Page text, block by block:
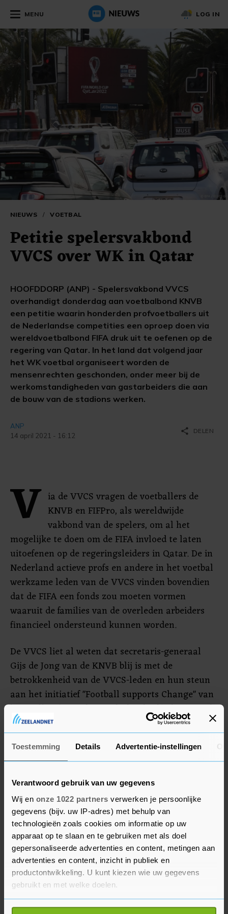
Toestemming Details Advertentie-instellingen
Verantwoord gebruik van uw gegevens
Wij en onze 1022 partners verwerken je persoonlijke
gegevens (bijv. uw IP-adres) met behulp van
technologieën zoals cookies om informatie op uw
apparaat op te slaan en te gebruiken met als doel
gepersonaliseerde advertenties en content, metingen aan
advertenties en content, inzicht in publiek en
productontwikkeling. U kunt kiezen wie uw gegevens
gebruikt en met welke doelen.
Als u het toestaat, willen we ook graag:
MENU LOG IN
NIEUWS / VOETBAL
Petitie spelersvakbond
VVCS over WK in Qatar
HOOFDDORP (ANP) - Spelersvakbond VVCS
overhandigt donderdag aan voetbalbond KNVB
een petitie waarin honderden profvoetballers uit
de Nederlandse competities een oproep doen via
wereldvoetbalbond FIFA druk uit te oefenen op de
regering van Qatar. In het land dat volgend jaar
het WK voetbal organiseert worden de
mensenrechten geschonden, onder meer bij de
werkomstandigheden van gastarbeiders die aan
de bouw van de stadions werken.
ANP
14 april 2021 - 16:12
share DELEN
V ia de VVCS vragen de voetballers de
KNVB en FIFPro, als wereldwijde
vakbond van de spelers, om al het
mogelijke te doen om de FIFA invloed te laten
uitoefenen op de regeringsleiders in Qatar. De in
Nederland actieve profs en andere in het voetbal
werkzame leden van de VVCS vinden bovendien
dat de FIFA een fonds zou moeten vormen
waaruit de families van de overleden arbeiders
financieel ondersteund kunnen worden.
De VVCS liet al weten dat secretaris-generaal
Gijs de Jong van de KNVB blij is met de
betrokkenheid van de VVCS-leden en hun steun
aan het initiatief "Football supports Change" van
hun collega’s van het Nederlands elftal. Hij zegde
toe dat de KNVB in gesprekken met de FIFA haar
uiterste best zal doen om de gewenste druk uit te
laten oefenen.